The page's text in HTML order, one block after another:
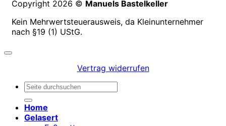
Copyright 2026 © Manuels Bastelkeller
Kein Mehrwertsteuerausweis, da Kleinunternehmer
nach §19 (1) UStG.
Vertrag widerrufen
Suchen
Home
Gelasert